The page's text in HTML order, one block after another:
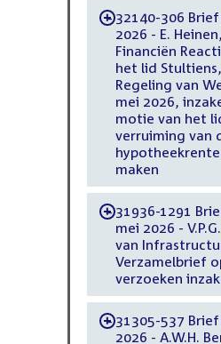
-32140-306
2026 - E.
Financiën
het lid
Regeling van
mei 2026,
motie van het
verruiming van
maken
-31936-1291
mei 2026 -
van
Verzamelbrief
verzoeken
-31305-537
2026 - A.W.H.